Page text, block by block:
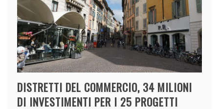
DISTRETTI DEL COMMERCIO, 34 MILIONI
DI INVESTIMENTI PER I 25 PROGETTI